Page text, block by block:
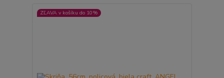
ZĽAVA v košíku do 10%